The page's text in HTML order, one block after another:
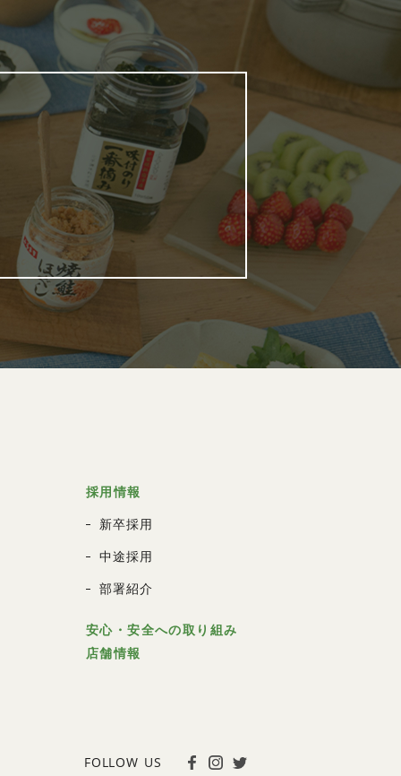
採用情報
新卒採用
中途採用
部署紹介
安心・安全への取り組み
店舗情報
FOLLOW US